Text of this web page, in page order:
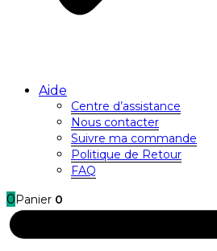
Aide
Centre d’assistance
Nous contacter
Suivre ma commande
Politique de Retour
FAQ
0 Panier 0